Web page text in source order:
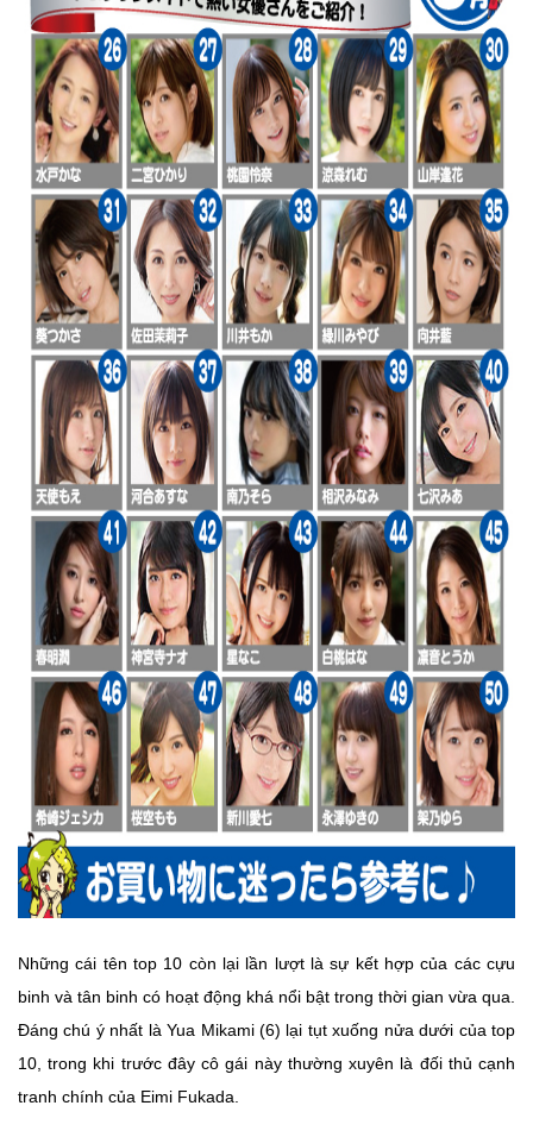
Những cái tên top 10 còn lại lần lượt là sự kết hợp của các cựu
binh và tân binh có hoạt động khá nổi bật trong thời gian vừa qua.
Đáng chú ý nhất là Yua Mikami (6) lại tụt xuống nửa dưới của top
10, trong khi trước đây cô gái này thường xuyên là đối thủ cạnh
tranh chính của Eimi Fukada.